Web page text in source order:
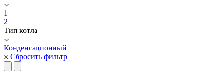
1
2
Тип котла
Конденсационный
Сбросить фильтр